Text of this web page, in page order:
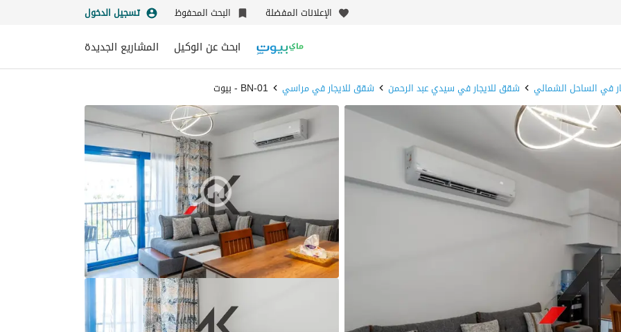
الإعلانات المفضلة البحث المحفوظ تسجيل الدخول
ابحث عن الوكيل المشاريع الجديدة
في الساحل الشمالي شقق للايجار في سيدي عبد الرحمن شقق للايجار في مراسي BN-01 - بيوت